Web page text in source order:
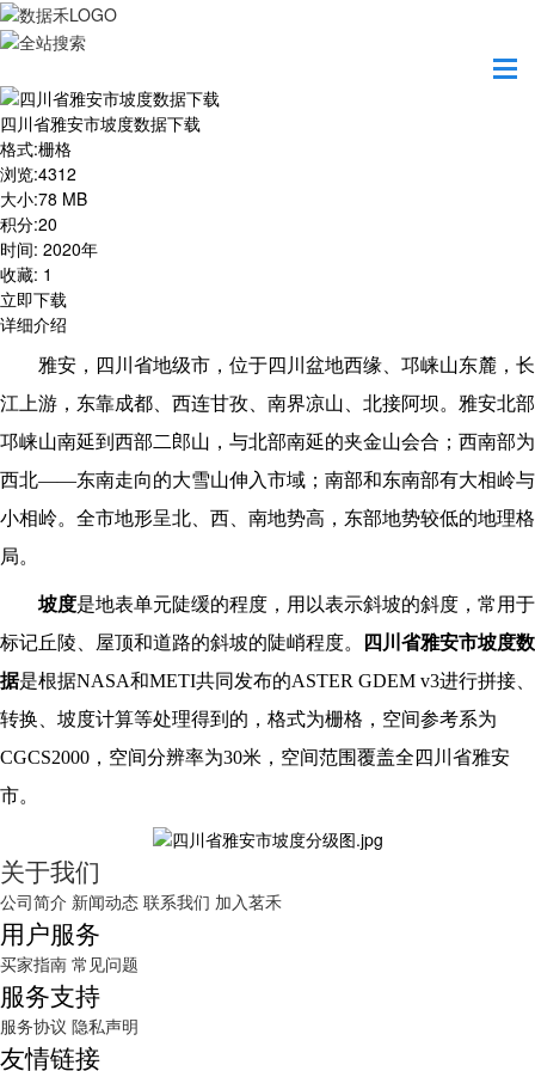
四川省雅安市坡度数据下载
格式:栅格
浏览:4312
大小:78 MB
积分:20
时间: 2020年
收藏: 1
立即下载
详细介绍
雅安，四川省地级市，位于四川盆地西缘、邛崃山东麓，长
江上游，东靠成都、西连甘孜、南界凉山、北接阿坝。雅安北部
邛崃山南延到西部二郎山，与北部南延的夹金山会合；西南部为
西北——东南走向的大雪山伸入市域；南部和东南部有大相岭与
小相岭。全市地形呈北、西、南地势高，东部地势较低的地理格
局。
坡度是地表单元陡缓的程度，用以表示斜坡的斜度，常用于
标记丘陵、屋顶和道路的斜坡的陡峭程度。
四川省雅安市坡度数
据是根据NASA和METI共同发布的ASTER GDEM v3进行拼接、
转换、坡度计算等处理得到的，格式为栅格，空间参考系为
CGCS2000，空间分辨率为30米，空间范围覆盖全四川省雅安
市。
关于我们
公司简介 新闻动态 联系我们 加入茗禾
用户服务
买家指南 常见问题
服务支持
服务协议 隐私声明
友情链接